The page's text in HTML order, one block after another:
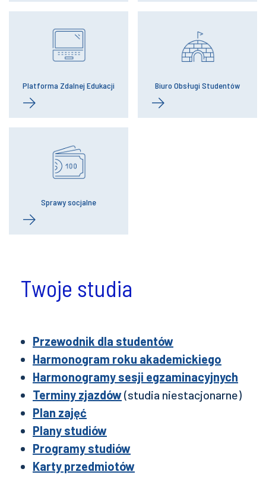
Platforma Zdalnej Edukacji Biuro Obsługi Studentów
Sprawy socjalne
Twoje studia
Przewodnik dla studentów
Harmonogram roku akademickiego
Harmonogramy sesji egzaminacyjnych
Terminy zjazdów(studia niestacjonarne)
Plan zajęć
Plany studiów
Programy studiów
Karty przedmiotów